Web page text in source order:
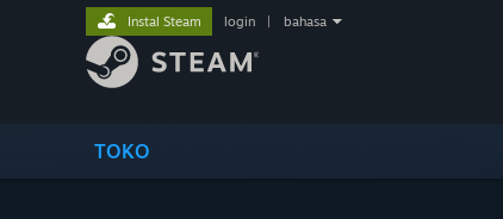
TOKO
Instal Steam login bahasa